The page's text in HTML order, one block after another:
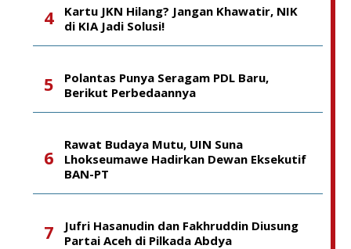
Kartu JKN Hilang? Jangan Khawatir, NIK
di KIA Jadi Solusi!
Polantas Punya Seragam PDL Baru,
Berikut Perbedaannya
Rawat Budaya Mutu, UIN Suna
Lhokseumawe Hadirkan Dewan Eksekutif
BAN-PT
Jufri Hasanudin dan Fakhruddin Diusung
Partai Aceh di Pilkada Abdya